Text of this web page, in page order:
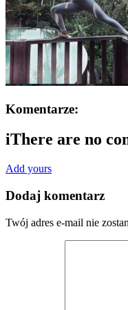
Komentarze:
iThere are no
Add yours
Dodaj komentarz
Twój adres e-mail nie